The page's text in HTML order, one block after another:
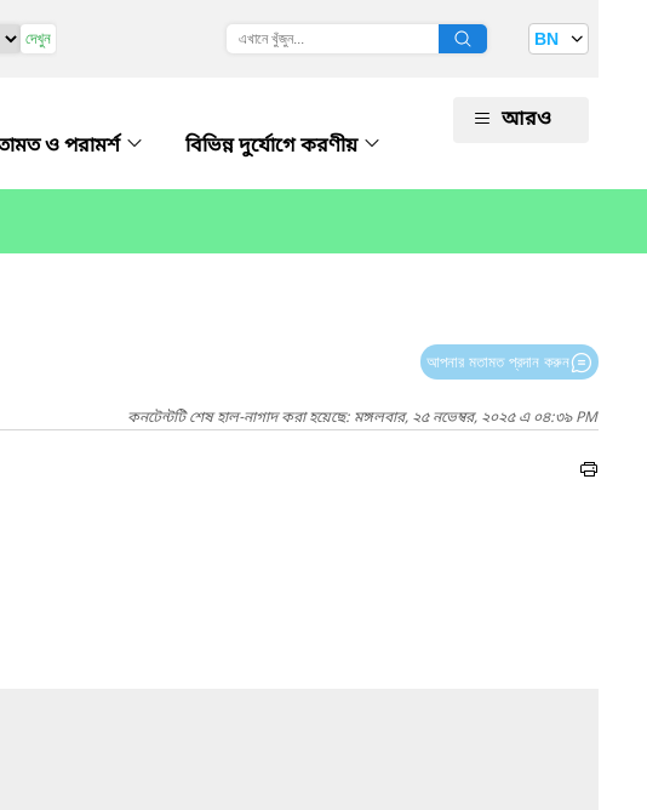
দেখুন BN
ও পরামর্শ বিভিন্ন দুর্যোগে করণীয়
আরও
আপনার মতামত প্রদান করুন
কনটেন্টটি শেষ হাল-নাগাদ করা হয়েছে: মঙ্গলবার, ২৫ নভেম্বর, ২০২৫ এ ০৪:৩৯ PM